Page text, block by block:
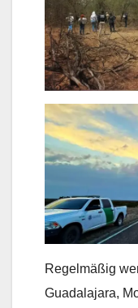
Regelmäßig
Guadalajara,